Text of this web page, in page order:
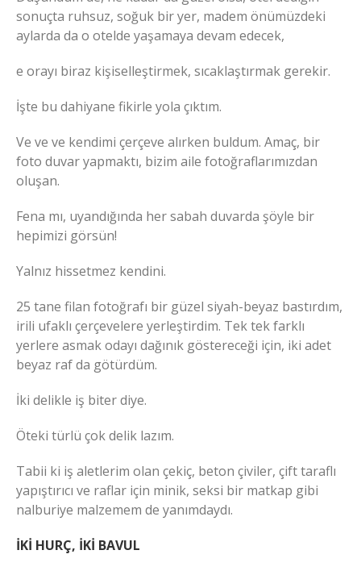
sonuçta ruhsuz, soğuk bir yer, madem önümüzdeki
aylarda da o otelde yaşamaya devam edecek,
e orayı biraz kişiselleştirmek, sıcaklaştırmak gerekir.
İşte bu dahiyane fikirle yola çıktım.
Ve ve ve kendimi çerçeve alırken buldum. Amaç, bir
foto duvar yapmaktı, bizim aile fotoğraflarımızdan
oluşan.
Fena mı, uyandığında her sabah duvarda şöyle bir
hepimizi görsün!
Yalnız hissetmez kendini.
25 tane filan fotoğrafı bir güzel siyah-beyaz bastırdım,
irili ufaklı çerçevelere yerleştirdim. Tek tek farklı
yerlere asmak odayı dağınık göstereceği için, iki adet
beyaz raf da götürdüm.
İki delikle iş biter diye.
Öteki türlü çok delik lazım.
Tabii ki iş aletlerim olan çekiç, beton çiviler, çift taraflı
yapıştırıcı ve raflar için minik, seksi bir matkap gibi
nalburiye malzemem de yanımdaydı.
İKİ HURÇ, İKİ BAVUL